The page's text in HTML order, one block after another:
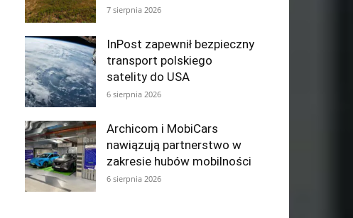
7 sierpnia 2026
InPost zapewnił bezpieczny
transport polskiego
satelity do USA
6 sierpnia 2026
Archicom i MobiCars
nawiązują partnerstwo w
zakresie hubów mobilności
6 sierpnia 2026